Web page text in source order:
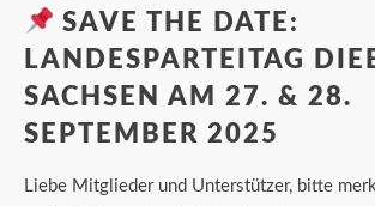
SAVE THE DATE:
LANDESPARTEITAG
SACHSEN AM 27. & 28.
SEPTEMBER 2025
Liebe Mitglieder und Unterstützer, bitte